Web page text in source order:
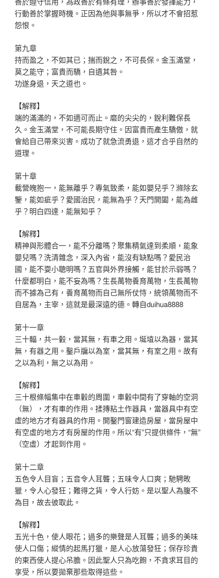
行動善於掌握時機。正因為他與事無爭，所以才不會招惹
怨恨。
第九章
持而盈之，不如其已；揣而銳之，不可長保。金玉滿堂，
莫之能守；富貴而驕，自遺其咎。
功遂身退，天之道也。
【解釋】
端的滿滿的，不如適可而止。磨的尖尖的，銳利難保長
久。金玉滿堂，不可能長期守住。因富貴而產生驕傲，就
會給自己帶來災害。成功了就急流勇退，這才合乎自然的
道理。
第十章
載營魄抱一，能無離乎？專氣致柔，能如嬰兒乎？滌除玄
鑒，能如疵乎？愛國治民，能無為乎？天門開闔，能為雌
乎？明白四達，能無知乎？
【解釋】
精神與形體合一，能不分離嗎？聚集精氣達到柔順，能象
嬰兒嗎？洗清雜念，深入內省，能沒有缺點嗎？愛民治
國，能不耍小聰明嗎？五官與外界接觸，能甘於示弱嗎？
什麼都明白，能不妄為嗎？生長萬物養育萬物，生長萬物
而不據為己有，養育萬物而自己無所仗恃，統領萬物而不
自居為，主宰，這就是最深遠的德。轉自duihua8888
第十一章
三十輻，共一轂，當其無，有車之用。埏埴以為器，當其
無，有器之用。鑿戶牖以為室，當其無，有室之用。故有
之以為利，無之以為用。
【解釋】
三十根條幅集中在車轂的周圍，車轂中間有了穿軸的空洞
（無），才有車的作用。揉摶粘土作器具，當器具中有空
虛的地方才有器具的作用。開鑿門窗建造房屋，當房屋中
有空虛的地方才有房屋的作用。所以“有”只提供條件，“無”
（空虛）才起到作用。
第十二章
五色令人目盲；五音令人耳聾；五味令人口爽；馳騁畋
獵，令人心發狂；難得之貨，令人行妨。是以聖人為腹不
為目，故去彼取此。
【解釋】
五光十色，使人眼花；過多的樂聲是人耳聾；過多的美味
使人口傷；縱情的起馬打獵，是人心放蕩發狂；保存珍貴
的東西使人提心吊膽。因此聖人只為吃飽，不貪求耳目的
享受，所以要拋棄那些取得這些。